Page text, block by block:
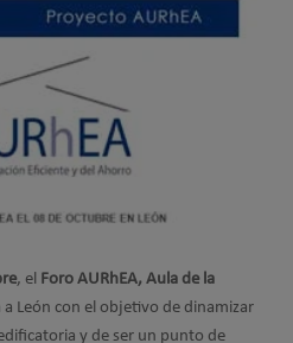
, el Foro AURhEA, Aula de la
a León con el objetivo de dinamizar
y de ser un punto de